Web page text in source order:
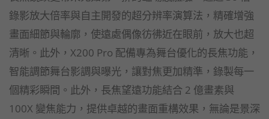
錄影放大倍率與自主開發的超分辨率演算法，精確增強
畫面細節與輪廓，使遠處偶像彷彿近在眼前，放大也超
清晰。此外，X200 Pro 配備專為舞台優化的長焦功能，
智能調節舞台影調與曝光，讓對焦更加精準，錄製每一
個精彩瞬間。此外，長焦望遠功能結合 2 億畫素與
100X 變焦能力，提供卓越的畫面重構效果，無論是景深